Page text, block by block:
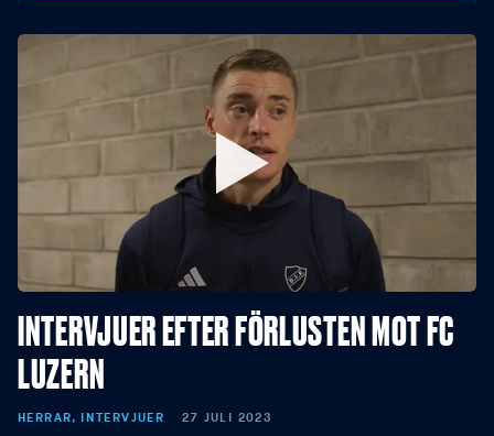
INTERVJUER EFTER FÖRLUSTEN MOT FC
LUZERN
HERRAR, INTERVJUER 27 JULI 2023